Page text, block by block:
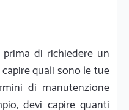
prima di richiedere un
quali sono le tue
di manutenzione
devi capire quanti